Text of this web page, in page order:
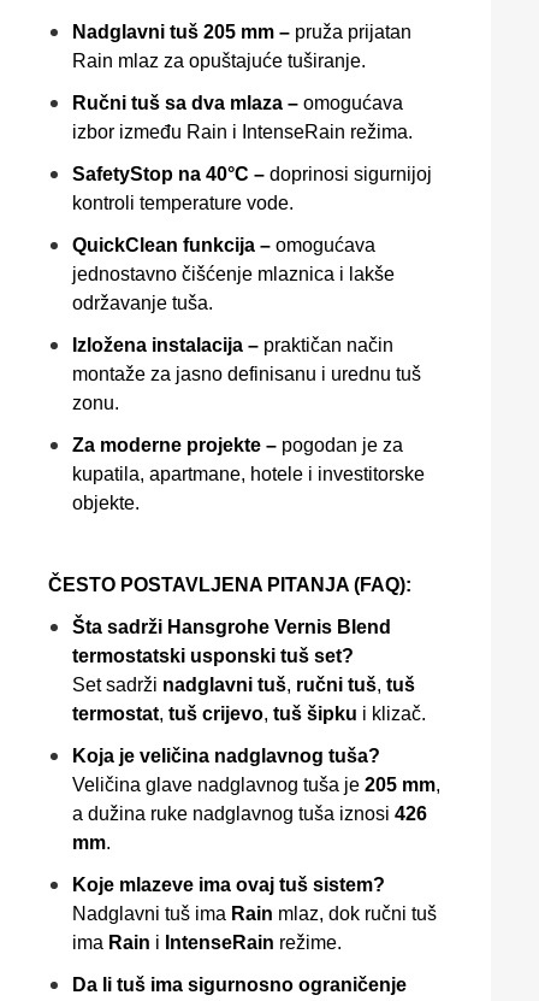
Nadglavni tuš 205 mm – pruža prijatan
Rain mlaz za opuštajuće tuširanje.
Ručni tuš sa dva mlaza – omogućava
izbor između Rain i IntenseRain režima.
SafetyStop na 40°C – doprinosi sigurnijoj
kontroli temperature vode.
QuickClean funkcija – omogućava
jednostavno čišćenje mlaznica i lakše
održavanje tuša.
Izložena instalacija – praktičan način
montaže za jasno definisanu i urednu tuš
zonu.
Za moderne projekte – pogodan je za
kupatila, apartmane, hotele i investitorske
objekte.
ČESTO POSTAVLJENA PITANJA (FAQ):
Šta sadrži Hansgrohe Vernis Blend
termostatski usponski tuš set?
Set sadrži nadglavni tuš, ručni tuš, tuš
termostat, tuš crijevo, tuš šipku i klizač.
Koja je veličina nadglavnog tuša?
Veličina glave nadglavnog tuša je 205 mm,
a dužina ruke nadglavnog tuša iznosi 426
mm.
Koje mlazeve ima ovaj tuš sistem?
Nadglavni tuš ima Rain mlaz, dok ručni tuš
ima Rain i IntenseRain režime.
Da li tuš ima sigurnosno ograničenje